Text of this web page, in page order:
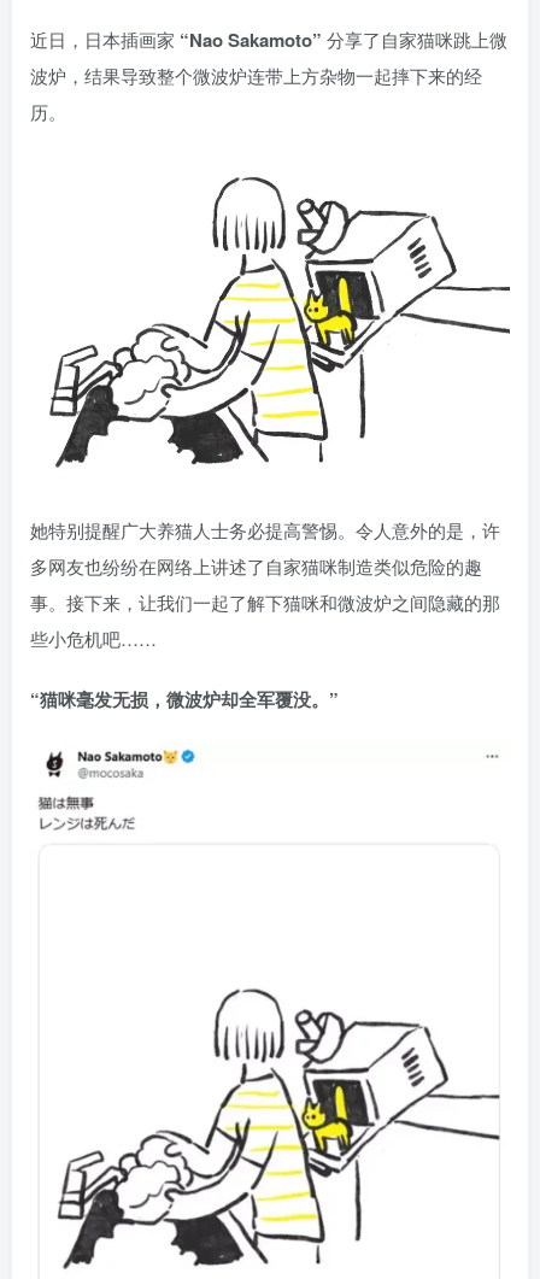
近日，日本插画家 “Nao Sakamoto” 分享了自家猫咪跳上微
波炉，结果导致整个微波炉连带上方杂物一起摔下来的经
历。
她特别提醒广大养猫人士务必提高警惕。令人意外的是，许
多网友也纷纷在网络上讲述了自家猫咪制造类似危险的趣
事。接下来，让我们一起了解下猫咪和微波炉之间隐藏的那
些小危机吧……
“猫咪毫发无损，微波炉却全军覆没。”